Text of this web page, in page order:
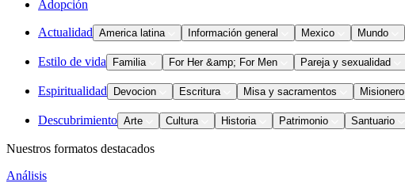
Adopción
Actualidad America latina Información general Mexico Mundo
Estilo de vida Familia For Her &amp; For Men Pareja y sexualidad
Espiritualidad Devocion Escritura Misa y sacramentos Misionero
Descubrimiento Arte Cultura Historia Patrimonio Santuario
Nuestros formatos destacados
Análisis